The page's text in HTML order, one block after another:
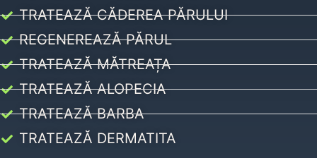
TRATEAZĂ CĂDEREA PĂRULUI
REGENEREAZĂ PĂRUL
TRATEAZĂ MĂTREAȚA
TRATEAZĂ ALOPECIA
TRATEAZĂ BARBA
TRATEAZĂ DERMATITA